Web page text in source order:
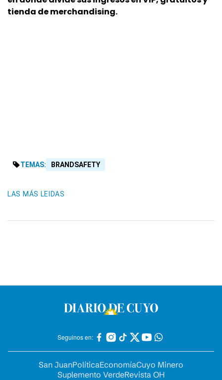
tienda de merchandising.
TEMAS: BRANDSAFETY
LAS MÁS LEIDAS
Seguinos en:
San JuanPolíticaEconomíaCuyo Minero
Suplemento VerdeRevista OH